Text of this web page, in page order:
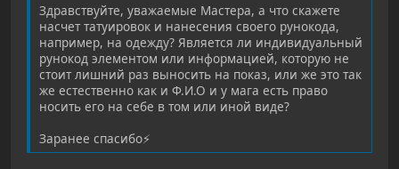
Здравствуйте, уважаемые Мастера, а что скажете
насчет татуировок и нанесения своего рунокода,
например, на одежду? Является ли индивидуальный
рунокод элементом или информацией, которую не
стоит лишний раз выносить на показ, или же это так
же естественно как и Ф.И.О и у мага есть право
носить его на себе в том или иной виде?
Заранее спасибо⚡️